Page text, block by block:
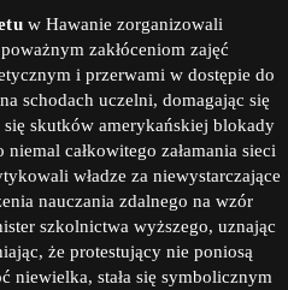
w Hawanie zorganizowali
zakłóceniom zajęć
i przerwami w dostępie do
schodach uczelni, domagając się
się skutków amerykańskiej blokady
całkowitego załamania sieci
władze za niewystarczające
nauczania zdalnego na wzór
szkolnictwa wyższego, uznając
że protestujący nie poniosą
niewielka, stała się symbolicznym